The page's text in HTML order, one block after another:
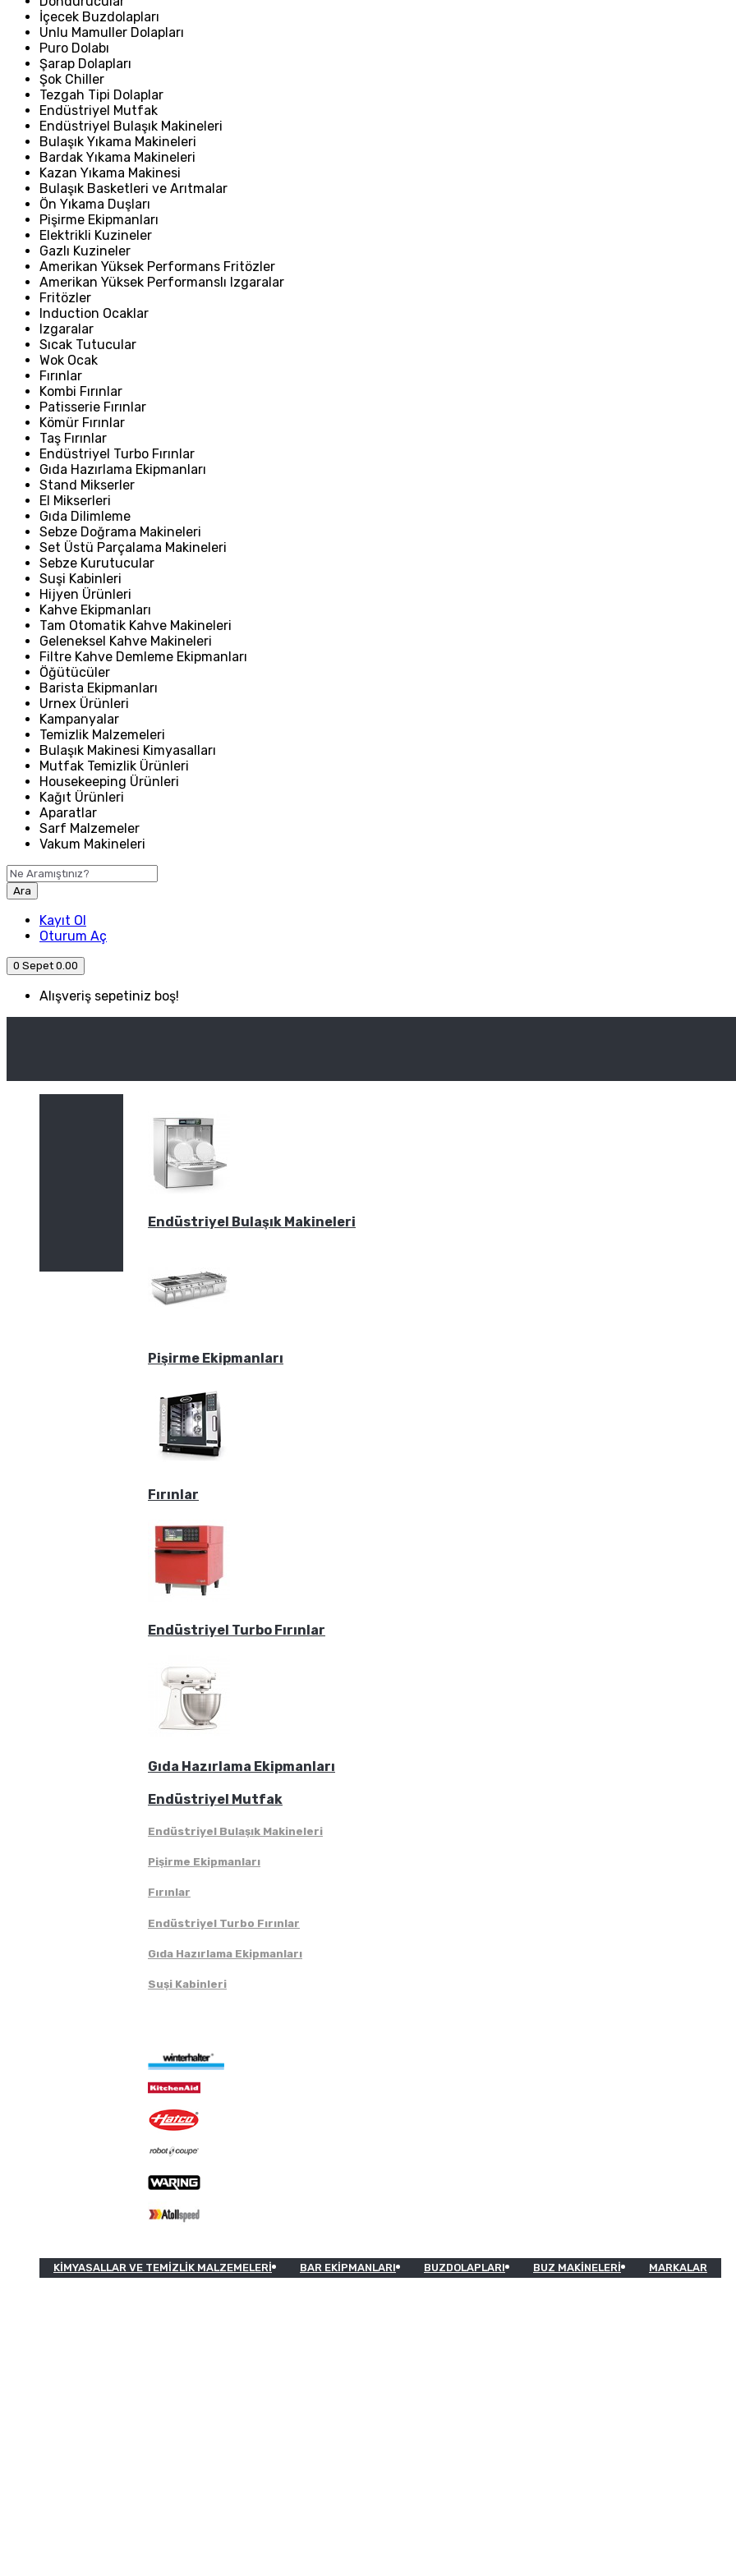
İçecek Buzdolapları
Unlu Mamuller Dolapları
Puro Dolabı
Şarap Dolapları
Şok Chiller
Tezgah Tipi Dolaplar
Endüstriyel Mutfak
Endüstriyel Bulaşık Makineleri
Bulaşık Yıkama Makineleri
Bardak Yıkama Makineleri
Kazan Yıkama Makinesi
Bulaşık Basketleri ve Arıtmalar
Ön Yıkama Duşları
Pişirme Ekipmanları
Elektrikli Kuzineler
Gazlı Kuzineler
Amerikan Yüksek Performans Fritözler
Amerikan Yüksek Performanslı Izgaralar
Fritözler
Induction Ocaklar
Izgaralar
Sıcak Tutucular
Wok Ocak
Fırınlar
Kombi Fırınlar
Patisserie Fırınlar
Kömür Fırınlar
Taş Fırınlar
Endüstriyel Turbo Fırınlar
Gıda Hazırlama Ekipmanları
Stand Mikserler
El Mikserleri
Gıda Dilimleme
Sebze Doğrama Makineleri
Set Üstü Parçalama Makineleri
Sebze Kurutucular
Suşi Kabinleri
Hijyen Ürünleri
Kahve Ekipmanları
Tam Otomatik Kahve Makineleri
Geleneksel Kahve Makineleri
Filtre Kahve Demleme Ekipmanları
Öğütücüler
Barista Ekipmanları
Urnex Ürünleri
Kampanyalar
Temizlik Malzemeleri
Bulaşık Makinesi Kimyasalları
Mutfak Temizlik Ürünleri
Housekeeping Ürünleri
Kağıt Ürünleri
Aparatlar
Sarf Malzemeler
Vakum Makineleri
Ara
Kayıt Ol
Oturum Aç
0 Sepet 0.00
Alışveriş sepetiniz boş!
Kategori
Endüstriyel Bulaşık Makineleri
Pişirme Ekipmanları
Fırınlar
Endüstriyel Turbo Fırınlar
Gıda Hazırlama Ekipmanları
Endüstriyel Mutfak
Endüstriyel Bulaşık Makineleri
Pişirme Ekipmanları
Fırınlar
Endüstriyel Turbo Fırınlar
Gıda Hazırlama Ekipmanları
Suşi Kabinleri
KIMYASALLAR VE TEMIZLIK MALZEMELERI BAR EKIPMANLARI BUZDOLAPLARI BUZ MAKINELERI MARKALAR